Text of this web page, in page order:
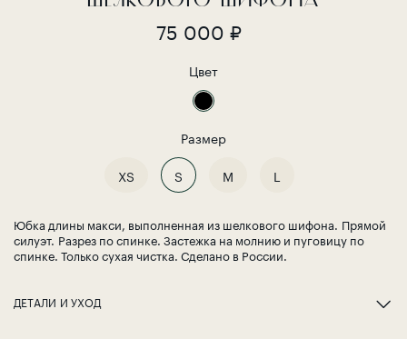
75 000 ₽
Цвет
Размер
XS
S M L
Юбка длины макси, выполненная из шелкового шифона. Прямой
силуэт. Разрез по спинке. Застежка на молнию и пуговицу по
спинке. Только сухая чистка. Сделано в России.
ДЕТАЛИ И УХОД